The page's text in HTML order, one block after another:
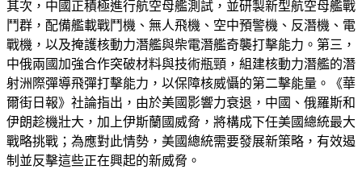
其次，中國正積極進行航空母艦測試，並研製新型航空母艦戰
鬥群，配備艦載戰鬥機、無人飛機、空中預警機、反潛機、電
戰機，以及掩護核動力潛艦與柴電潛艦奇襲打擊能力。第三，
中俄兩國加強合作突破材料與技術瓶頸，組建核動力潛艦的潛
射洲際彈導飛彈打擊能力，以保障核威懾的第二擊能量。《華
爾街日報》社論指出，由於美國影響力衰退，中國、俄羅斯和
伊朗趁機壯大，加上伊斯蘭國威脅，將構成下任美國總統最大
戰略挑戰；為應對此情勢，美國總統需要發展新策略，有效遏
制並反擊這些正在興起的新威脅。